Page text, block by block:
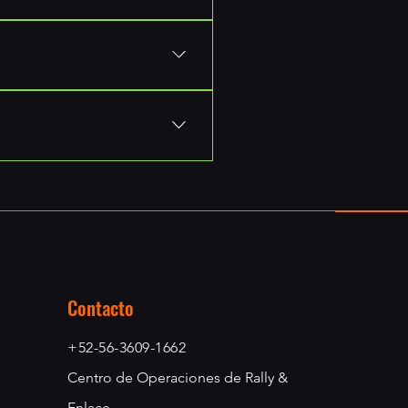
Contacto
+52-56-3609-1662
Centro de Operaciones de Rally &